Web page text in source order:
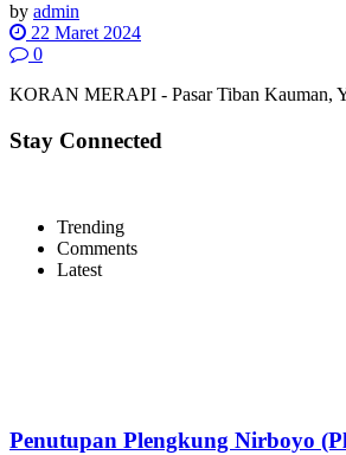
by admin
22 Maret 2024
0
KORAN MERAPI - Pasar Tiban Kauman,
Stay Connected
Trending
Comments
Latest
Penutupan Plengkung Nirboyo